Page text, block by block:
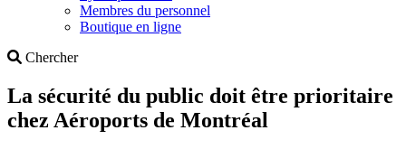
Membres du personnel
Boutique en ligne
ChercherSearch
La sécurité du public doit être prioritaire
chez Aéroports de Montréal